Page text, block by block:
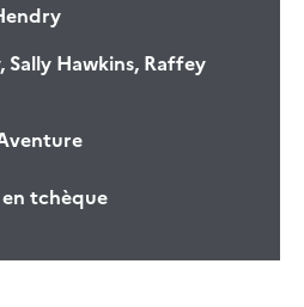
Sally Hawkins, Raffey
tchèque